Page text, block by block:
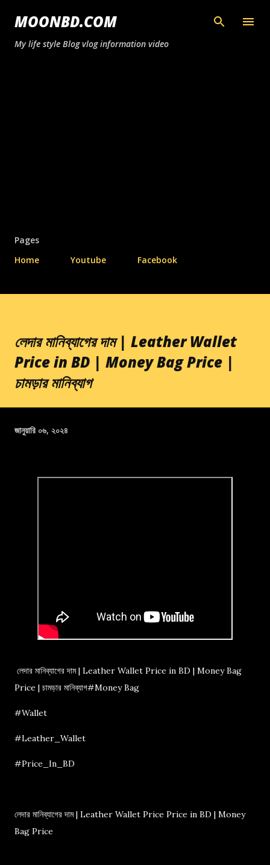
সরাসরি প্রধান সামগ্রীতে চলে যান
MOONBD.COM
My life style Blog vlog information video
Pages
Home
Youtube Facebook
লেদার মানিব্যাগের দাম | Leather Wallet
Price in BD | Money Bag Price |
চামড়ার মানিব্যাগ
জানুয়ারি ০৬, ২০২৪
লেদার মানিব্যাগের দাম | Leather Wallet Price in BD | Money Bag
Price | চামড়ার মানিব্যাগ#Money Bag
#Wallet
#Leather_Wallet
#Price_In_BD
লেদার মানিব্যাগের দাম | Leather Wallet Price Price in BD | Money
Bag Price